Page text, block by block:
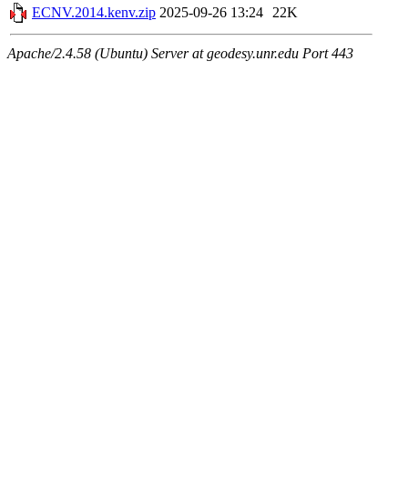
ECNV.2014.kenv.zip 2025-09-26 13:24 22K
Apache/2.4.58 (Ubuntu) Server at geodesy.unr.edu Port 443